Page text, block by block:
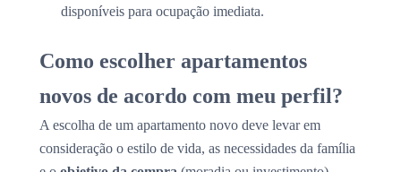
disponíveis para ocupação imediata.
Como escolher apartamentos
novos de acordo com meu perfil?
A escolha de um apartamento novo deve levar em
consideração o estilo de vida, as necessidades da família